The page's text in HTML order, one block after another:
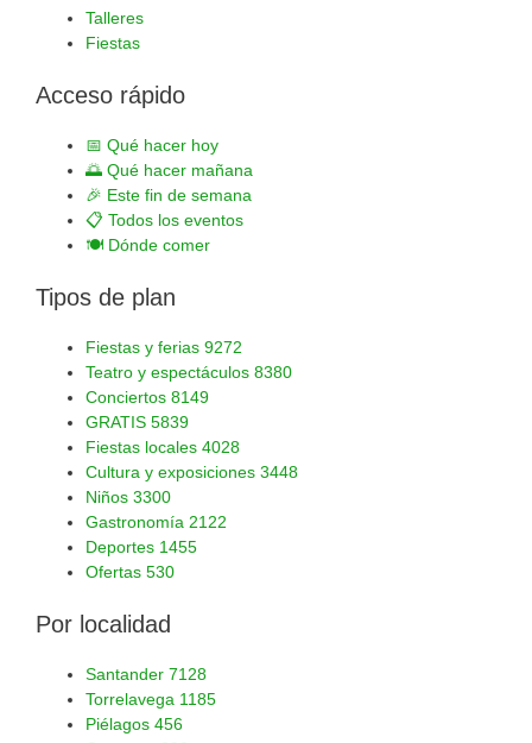
Talleres
Fiestas
Acceso rápido
📅 Qué hacer hoy
🌅 Qué hacer mañana
🎉 Este fin de semana
📋 Todos los eventos
🍽️ Dónde comer
Tipos de plan
Fiestas y ferias 9272
Teatro y espectáculos 8380
Conciertos 8149
GRATIS 5839
Fiestas locales 4028
Cultura y exposiciones 3448
Niños 3300
Gastronomía 2122
Deportes 1455
Ofertas 530
Por localidad
Santander 7128
Torrelavega 1185
Piélagos 456